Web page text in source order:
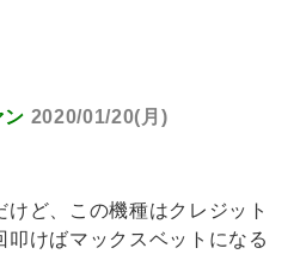
ン 2020/01/20(月)
ど、この機種はクレジット
けばマックスベットになる